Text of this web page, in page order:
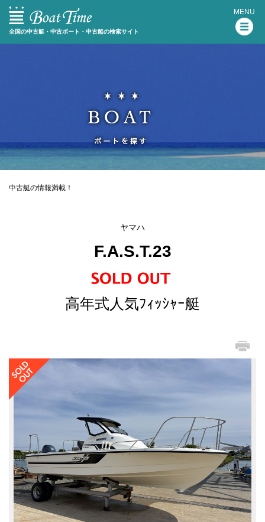
全国の中古艇・中古ボート・中古船の検索サイト
MENU
中古艇の情報満載！
ヤマハ
F.A.S.T.23
高年式人気ﾌｨｯｼｬｰ艇